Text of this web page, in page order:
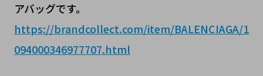
アバッグです。
https://brandcollect.com/item/BALENCIAGA/1
094000346977707.html